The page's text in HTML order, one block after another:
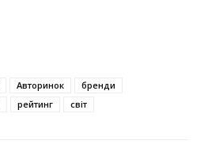
Авторинок
бренди
рейтинг світ